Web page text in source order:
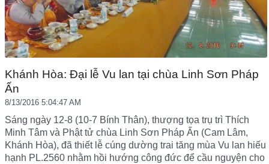
Khánh Hòa: Đại lễ Vu lan tại chùa Linh Sơn Pháp
Ấn
8/13/2016 5:04:47 AM
Sáng ngày 12-8 (10-7 Bính Thân), thượng tọa trụ trì Thích
Minh Tâm và Phật tử chùa Linh Sơn Pháp Ấn (Cam Lâm,
Khánh Hòa), đã thiết lễ cúng dường trai tăng mùa Vu lan hiếu
hạnh PL.2560 nhằm hồi hướng công đức để cầu nguyện cho